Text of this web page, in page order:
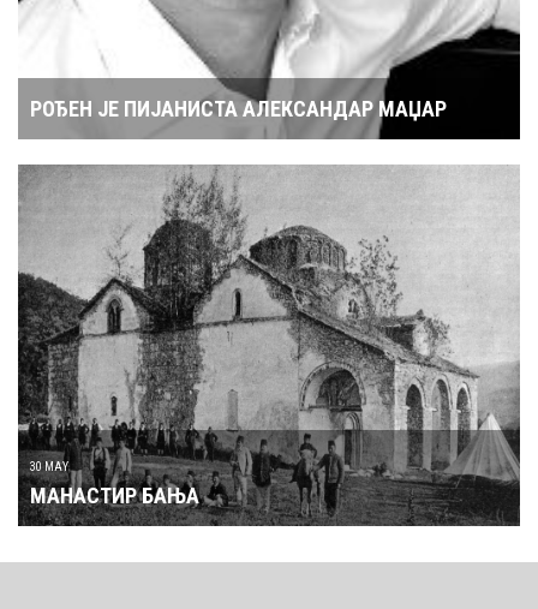
РОЂЕН ЈЕ ПИЈАНИСТА АЛЕКСАНДАР МАЏАР
30 MAY
МАНАСТИР БАЊА